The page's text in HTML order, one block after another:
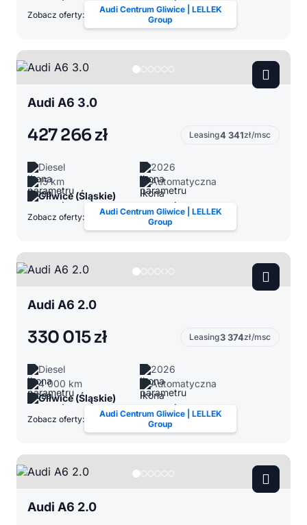
Zobacz oferty:
Audi Centrum Gliwice | LELLEK
Group
Audi A6 3.0
427 266 zł Leasing4 341zł/msc
Diesel
2026
15 km
Automatyczna
Gliwice (Śląskie)
Zobacz oferty:
Audi Centrum Gliwice | LELLEK
Group
Audi A6 2.0
330 015 zł Leasing3 374zł/msc
Diesel
2026
4 000 km
Automatyczna
Gliwice (Śląskie)
Zobacz oferty:
Audi Centrum Gliwice | LELLEK
Group
Audi A6 2.0